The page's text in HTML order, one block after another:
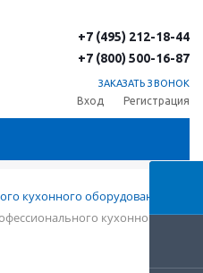
+7 (495) 212-18-44
+7 (800) 500-16-87
ЗАКАЗАТЬ ЗВОНОК
Вход Регистрация
кухонного оборудования
кухонного